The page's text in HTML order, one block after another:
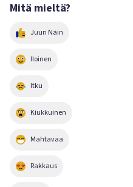
Mitä mieltä?
Juuri Näin
Iloinen
Itku
Kiukkuinen
Mahtavaa
Rakkaus